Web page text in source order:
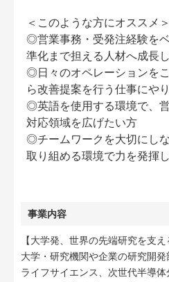
＜このような方にオススメ＞
◎営業事務・受発注経験を
準化まで担える人材へ成長
◎日々のオペレーションを
ら改善提案を行う仕事にや
◎英語を使用する環境で、
対応領域を広げたい方
◎チームワークを大切にし
取り組める環境で力を発揮
事業内容
【大学発、世界の先端研究を支え
大学・研究機関や企業の研究開発
ライフサイエンス、次世代半導